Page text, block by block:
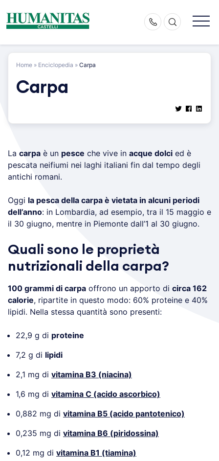
content
Home » Enciclopedia » Carpa
Carpa
La carpa è un pesce che vive in acque dolci ed è
pescata neifiumi nei laghi italiani fin dal tempo degli
antichi romani.
Oggi la pesca della carpa è vietata in alcuni periodi
dell’anno: in Lombardia, ad esempio, tra il 15 maggio e
il 30 giugno, mentre in Piemonte dall’1 al 30 giugno.
Quali sono le proprietà
nutrizionali della carpa?
100 grammi di carpa offrono un apporto di circa 162
calorie, ripartite in questo modo: 60% proteine e 40%
lipidi. Nella stessa quantità sono presenti:
22,9 g di proteine
7,2 g di lipidi
2,1 mg di vitamina B3 (niacina)
1,6 mg di vitamina C (acido ascorbico)
0,882 mg di vitamina B5 (acido pantotenico)
0,235 mg di vitamina B6 (piridossina)
0,12 mg di vitamina B1 (tiamina)